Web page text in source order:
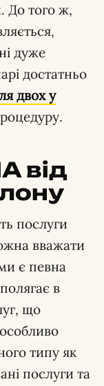
До того ж,
дуже
достатньо
двох у
від
послуги
вважати
є певна
в
що
типу як
послуги та